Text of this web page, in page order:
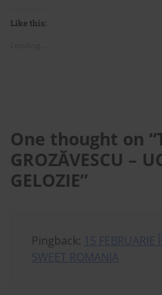
Like this:
One thought on “
GROZĂVESCU –
GELOZIE”
Pingback: 15 FEBRUARIE
SWEET ROMANIA